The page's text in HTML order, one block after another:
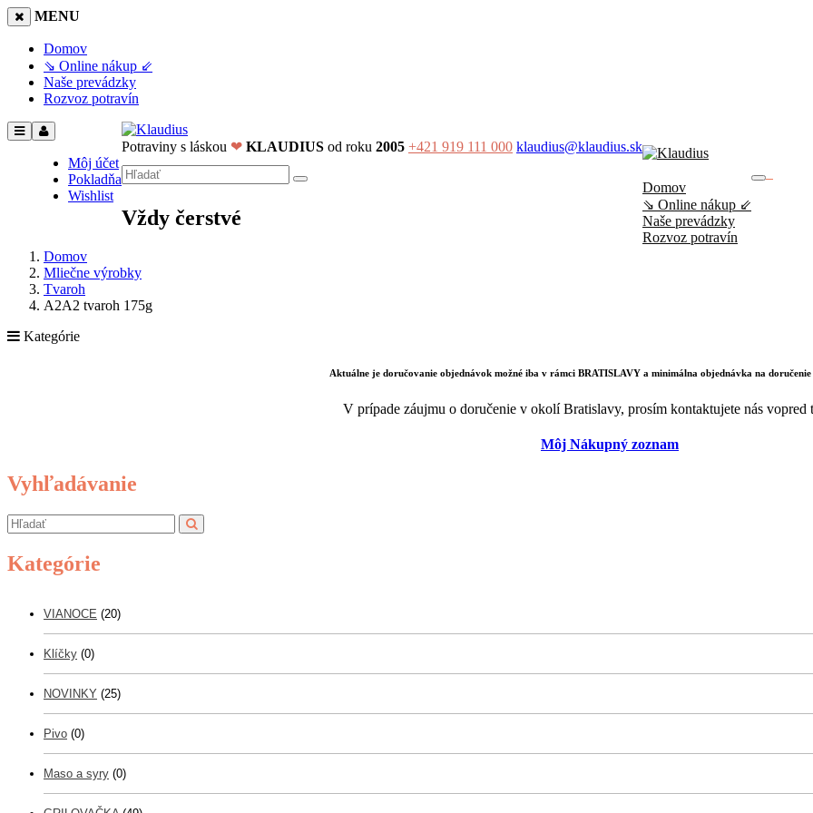
MENU
Domov
⇘ Online nákup ⇙
Naše prevádzky
Rozvoz potravín
Môj účet
Pokladňa
Wishlist
Potraviny s láskou ❤ KLAUDIUS od roku 2005 +421 919 111 000 klaudius@klaudius.sk
Domov
⇘ Online nákup ⇙
Naše prevádzky
Rozvoz potravín
Vždy čerstvé
Domov
Mliečne výrobky
Tvaroh
A2A2 tvaroh 175g
Kategórie
Aktuálne je doručovanie objednávok možné iba v rámci BRATISLAVY a minimálna objednávka na
V prípade záujmu o doručenie v okolí Bratislavy, prosím kontaktujete nás vopred
Môj Nákupný zoznam
Vyhľadávanie
Kategórie
VIANOCE (20)
Klíčky (0)
NOVINKY (25)
Pivo (0)
Maso a syry (0)